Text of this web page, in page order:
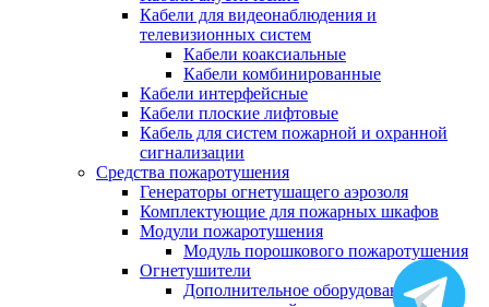
Кабели для видеонаблюдения и
телевизионных систем
Кабели коаксиальные
Кабели комбинированные
Кабели интерфейсные
Кабели плоские лифтовые
Кабель для систем пожарной и охранной
сигнализации
Средства пожаротушения
Генераторы огнетушащего аэрозоля
Комплектующие для пожарных шкафов
Модули пожаротушения
Модуль порошкового пожаротушения
Огнетушители
Дополнительное оборудование для